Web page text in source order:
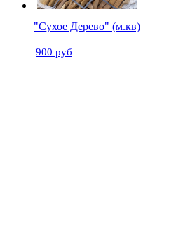
"Сухое Дерево" (м.кв)
900 руб